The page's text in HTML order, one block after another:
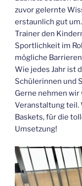
zuvor gelernte
erstaunlich gut
Trainer den
Sportlichkeit im
mögliche
Wie jedes Jahr ist
Schülerinnen und
Gerne nehmen
Veranstaltung teil.
Baskets, für die
Umsetzung!